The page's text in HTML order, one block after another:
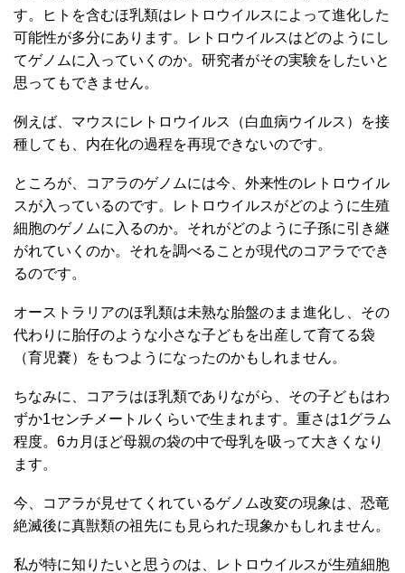
す。ヒトを含むほ乳類はレトロウイルスによって進化した
可能性が多分にあります。レトロウイルスはどのようにし
てゲノムに入っていくのか。研究者がその実験をしたいと
思ってもできません。
例えば、マウスにレトロウイルス（白血病ウイルス）を接
種しても、内在化の過程を再現できないのです。
ところが、コアラのゲノムには今、外来性のレトロウイル
スが入っているのです。レトロウイルスがどのように生殖
細胞のゲノムに入るのか。それがどのように子孫に引き継
がれていくのか。それを調べることが現代のコアラででき
るのです。
オーストラリアのほ乳類は未熟な胎盤のまま進化し、その
代わりに胎仔のような小さな子どもを出産して育てる袋
（育児嚢）をもつようになったのかもしれません。
ちなみに、コアラはほ乳類でありながら、その子どもはわ
ずか1センチメートルくらいで生まれます。重さは1グラム
程度。6カ月ほど母親の袋の中で母乳を吸って大きくなり
ます。
今、コアラが見せてくれているゲノム改変の現象は、恐竜
絶滅後に真獣類の祖先にも見られた現象かもしれません。
私が特に知りたいと思うのは、レトロウイルスが生殖細胞